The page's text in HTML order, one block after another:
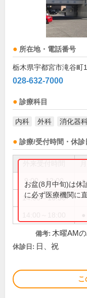
所在地・電話番号
栃木県宇都宮市滝谷町
028-632-7000
診療科目
内科 外科 消化器
診療/受付時間・休診
9:00～12:00 ●
14:00～16:30
お盆(8月中旬)は休
に必ず医療機関に
備考: 木曜AM
休診日: 日、祝
こ